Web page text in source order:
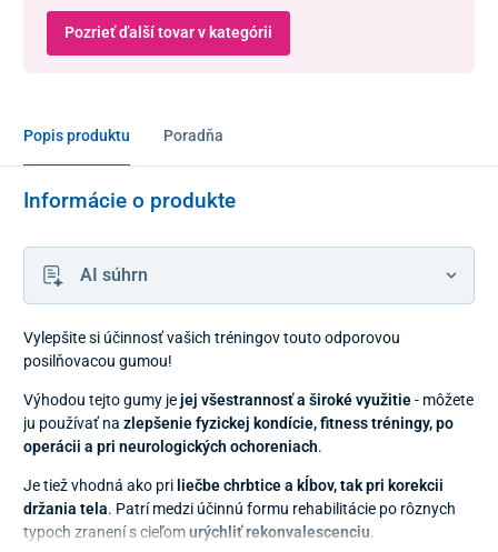
Pozrieť ďalší tovar v kategórii
Popis produktu Poradňa
Informácie o produkte
AI súhrn
Vylepšite si účinnosť vašich tréningov touto odporovou
posilňovacou gumou!
Výhodou tejto gumy jejej všestrannosť a široké využitie- môžete
ju používať na zlepšenie fyzickej kondície, fitness tréningy, po
operácii a pri neurologických ochoreniach.
Je tiež vhodná ako pri liečbe chrbtice a kĺbov, tak pri korekcii
držania tela. Patrí medzi účinnú formu rehabilitácie po rôznych
typoch zranení s cieľomurýchliť rekonvalescenciu.